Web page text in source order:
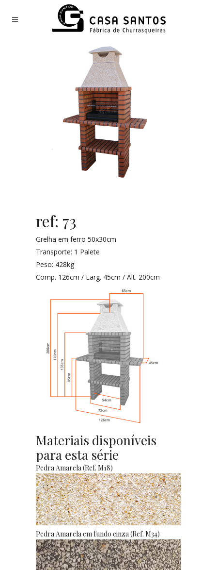
ref: 73
Grelha em ferro 50x30cm
Transporte: 1 Palete
Peso: 428kg
Comp. 126cm / Larg. 45cm / Alt. 200cm
Materiais disponíveis
para esta série
Pedra Amarela (Ref. M18)
Pedra Amarela em fundo cinza (Ref. M34)